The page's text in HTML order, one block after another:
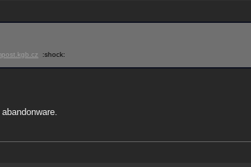
:shock: